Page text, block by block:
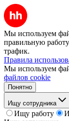
Мы используем
правильную
трафик.
Правила
Мы используем
файлов cookie
Понятно
Ищу сотрудника
Ищу работу